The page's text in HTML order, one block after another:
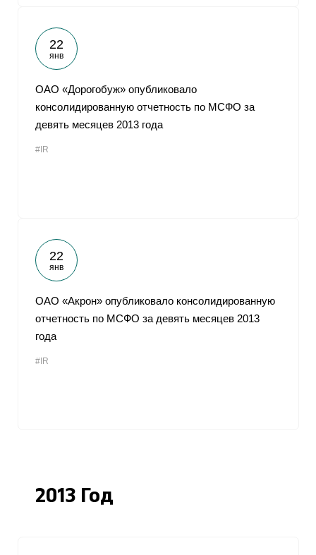
22
янв
ОАО «Дорогобуж» опубликовало
консолидированную отчетность по МСФО за
девять месяцев 2013 года
#IR
22
янв
ОАО «Акрон» опубликовало консолидированную
отчетность по МСФО за девять месяцев 2013
года
#IR
2013 Год